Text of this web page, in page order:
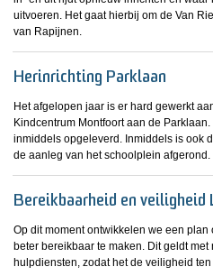
uitvoeren. Het gaat hierbij om de Van
van Rapijnen.
Herinrichting Parklaan
Het afgelopen jaar is er hard gewerkt
Kindcentrum Montfoort aan de
inmiddels opgeleverd. Inmiddels is ook
de aanleg van het schoolplein afgerond.
Bereikbaarheid en veiligheid
Op dit moment ontwikkelen we een
beter bereikbaar te maken. Dit geldt
hulpdiensten, zodat het de veiligheid